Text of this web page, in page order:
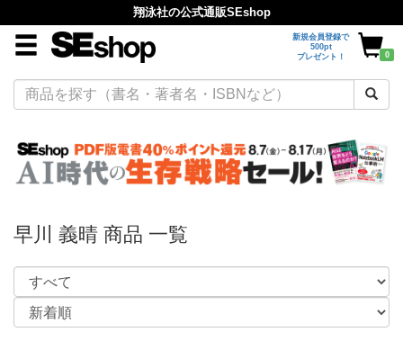
翔泳社の公式通販SEshop
新規会員登録で
500pt
プレゼント！
0
早川 義晴 商品 一覧